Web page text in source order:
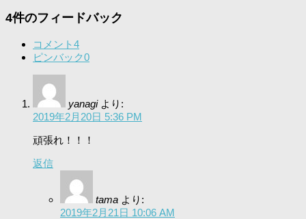
4件のフィードバック
コメント4
ピンバック0
yanagi より:
2019年2月20日 5:36 PM
頑張れ！！！
返信
tama より:
2019年2月21日 10:06 AM